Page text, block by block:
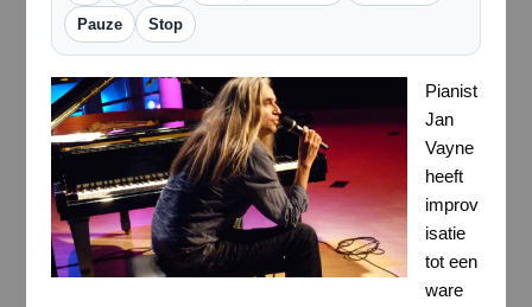
Pauze Stop
Pianist
Jan
Vayne
heeft
improv
isatie
tot een
ware